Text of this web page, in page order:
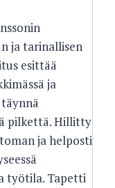
ja tarinallisen
esittää
ja
pilkettä. Hillitty
ja helposti
työtila. Tapetti